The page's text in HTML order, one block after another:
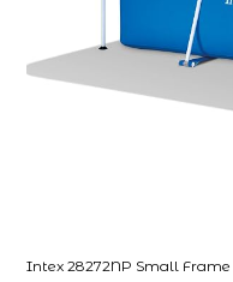
Intex 28272NP Small Frame